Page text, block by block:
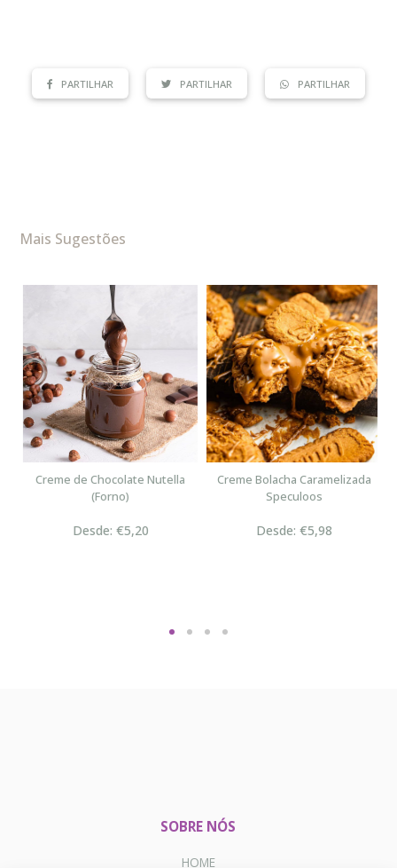
PARTILHAR PARTILHAR PARTILHAR
Mais Sugestões
Creme de Chocolate Nutella
(Forno)
Desde: €5,20
Creme Bolacha Caramelizada
Speculoos
Desde: €5,98
SOBRE NÓS
HOME